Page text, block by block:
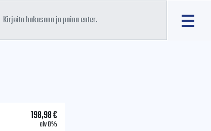
198,98€
alv 0%